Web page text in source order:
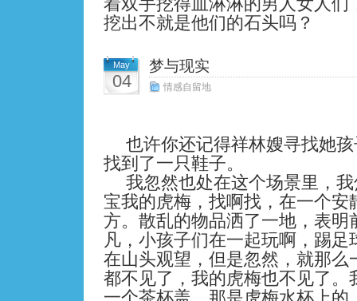
着双手挖得血淋淋的男人女人们
挖出不就是他们的石头吗？
May
04
梦与现实
情感自留地
也许你还记得祥林嫂寻找她
找到了一只鞋子。
我忽然也处在这个场景里，
宝我的虎梅，找啊找，在一个安
方。散乱的物品洒了一地，表明
凡，小孩子们在一起玩啊，踢足
在山头观望，但是忽然，就那么
都不见了，我的虎梅也不见了。